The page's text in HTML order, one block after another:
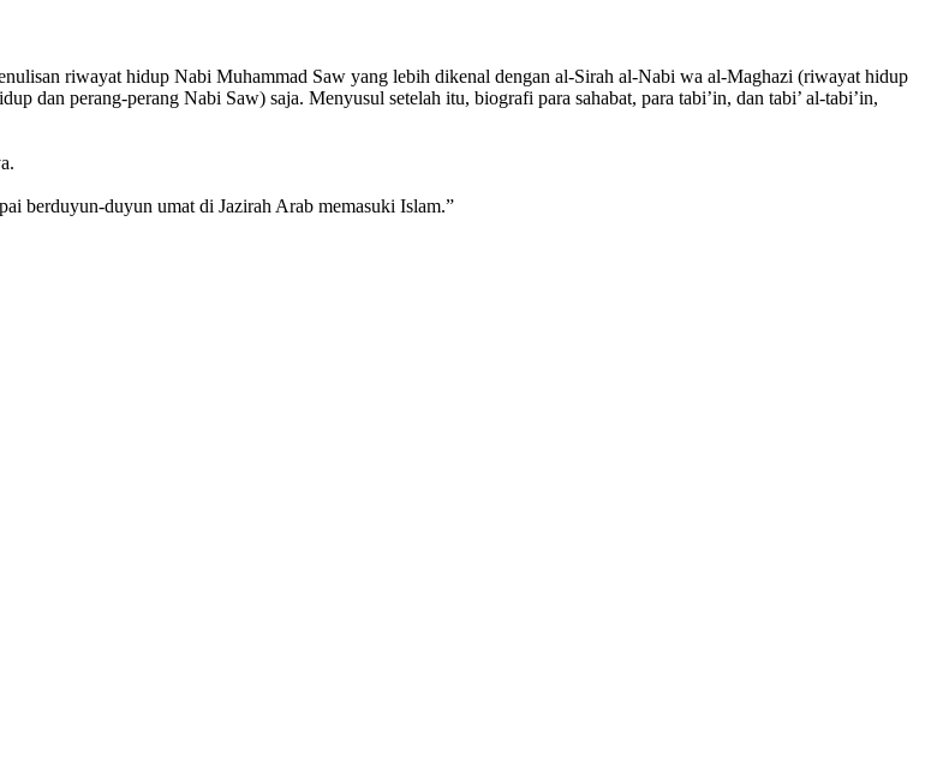
riwayat hidup Nabi Muhammad Saw yang lebih dikenal dengan al-Sirah al-Nabi wa al-Maghazi (riwayat hidup
dan perang-perang Nabi Saw) saja. Menyusul setelah itu, biografi para sahabat, para tabi’in, dan tabi’ al-tabi’in,
berduyun-duyun umat di Jazirah Arab memasuki Islam.”